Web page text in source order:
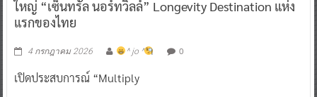
ใหญ่ “เซ็นทรัล นอร์ทวิลล์” Longevity Destination แห่ง
แรกของไทย
4 กรกฎาคม 2026 ^ jo ^ 0
เปิดประสบการณ์ “Multiply